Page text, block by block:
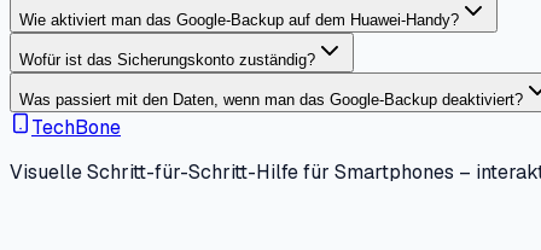
Wie aktiviert man das Google-Backup auf dem Huawei-Handy?
Wofür ist das Sicherungskonto zuständig?
Was passiert mit den Daten, wenn man das Google-Backup deaktiviert?
TechBone
Visuelle Schritt-für-Schritt-Hilfe für Smartphones –